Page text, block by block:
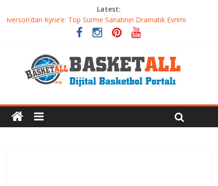
Latest:
Iverson’dan Kyrie’e: Top Sürme Sanatının Dramatik Evrimi
Dünyanın En İyi Basketbol Takımı: Gerçek Şampiyon Kim?
Etkili Basketbol Antrenmanı Nasıl Olmalı
Yaklaşımlar
Basketbolda Şut Antrenmanı ve Grafik Oluşturma